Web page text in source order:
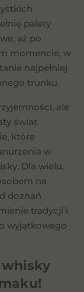
palety
aż po
momencie, w
najpełniej
trunku.
ale
świat
które
w
Dla wielu,
na
doznań
tradycji i
wyjątkowego